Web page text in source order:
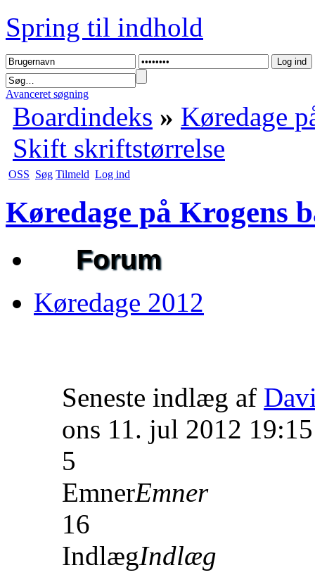
Spring til indhold
Avanceret søgning
Boardindeks » Køredage
Skift skriftstørrelse
OSS Søg Tilmeld Log ind
Køredage på Krogens
Forum
Køredage 2012
Seneste indlæg af
ons 11. jul 2012 19:15
5
EmnerEmner
16
IndlægIndlæg